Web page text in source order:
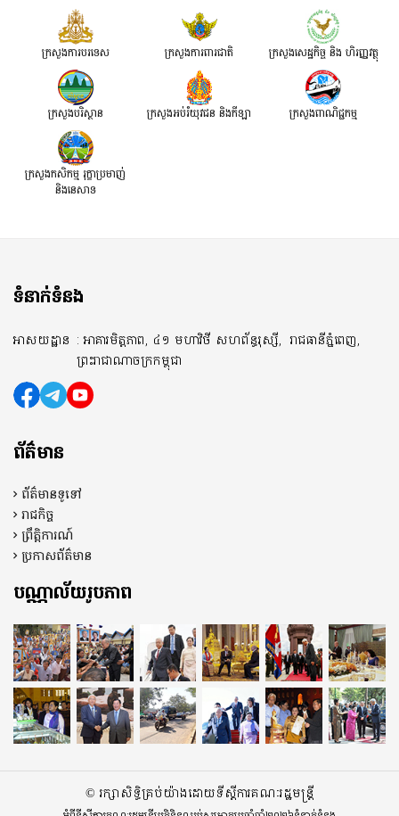
ក្រសួងការបរទេស ក្រសួងការពារជាតិ ក្រសួង​សេដ្ឋកិច្ច និង ហិរញ្ញវត្ថុ
ក្រសួងបរិស្ថាន ក្រសួងអប់រំយុវជន និងកីឡា ក្រសួងពាណិជ្ជកម្ម
ក្រសួងកសិកម្ម រុក្ខាប្រមាញ់
និងនេសាទ
ទំនាក់ទំនង
អាសយដ្ឋាន : អាគារមិត្តភាព, ៤១ មហាវិថី សហព័ន្ធរុស្សី, រាជធានីភ្នំពេញ,
ព្រះរាជាណាចក្រកម្ពុជា
ព័ត៌មាន
ព័ត៌មានទូទៅ
រាជកិច្ច
ព្រឹត្តិការណ៍
ប្រកាសព័ត៌មាន
បណ្ណាល័យរូបភាព
© រក្សាសិទ្ធិគ្រប់យ៉ាងដោយទីស្តីការគណៈរដ្ឋមន្ត្រី